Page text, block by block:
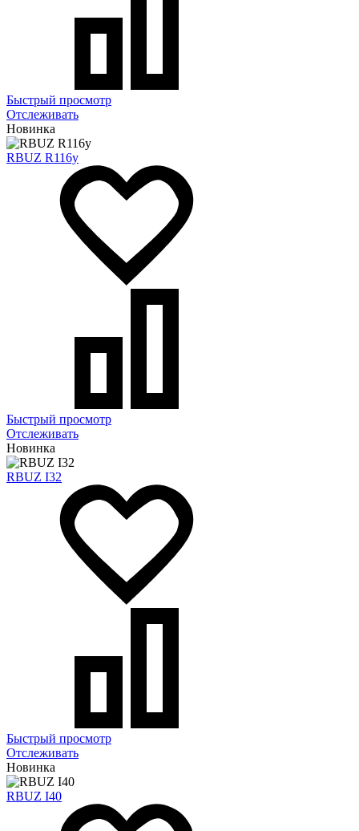
Быстрый просмотр
Отслеживать
Новинка
RBUZ R116y
Быстрый просмотр
Отслеживать
Новинка
RBUZ I32
Быстрый просмотр
Отслеживать
Новинка
RBUZ I40